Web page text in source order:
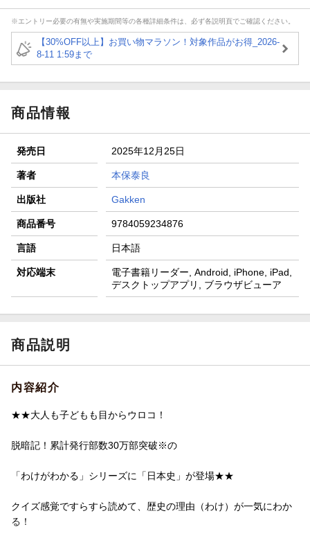
※エントリー必要の有無や実施期間等の各種詳細条件は、必ず各説明頁でご確認ください。
【30%OFF以上】お買い物マラソン！対象作品がお得_2026-
8-11 1:59まで
商品情報
発売日 2025年12月25日
著者 本保泰良
出版社 Gakken
商品番号 9784059234876
言語 日本語
対応端末
電子書籍リーダー, Android, iPhone, iPad,
デスクトップアプリ, ブラウザビューア
商品説明
内容紹介
★★大人も子どもも目からウロコ！
脱暗記！累計発行部数30万部突破※の
「わけがわかる」シリーズに「日本史」が登場★★
クイズ感覚ですらすら読めて、歴史の理由（わけ）が一気にわか
る！